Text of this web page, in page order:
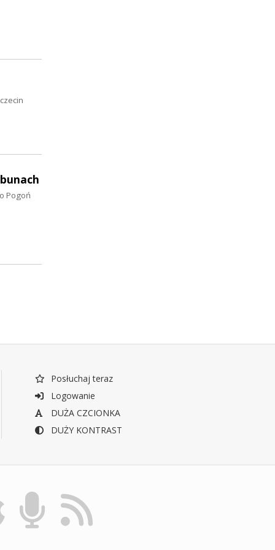
Pogoń
Posłuchaj teraz
Logowanie
DUŻA CZCIONKA
DUŻY KONTRAST